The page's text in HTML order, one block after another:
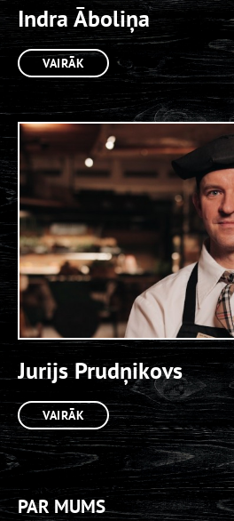
Indra Āboliņa
VAIRĀK
Jurijs Prudņikovs
VAIRĀK
PAR MUMS